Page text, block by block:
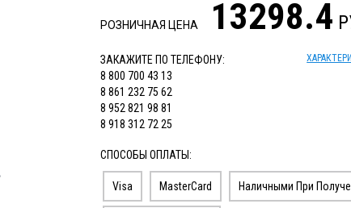
РОЗНИЧНАЯ ЦЕНА 13298.4
ЗАКАЖИТЕ ПО ТЕЛЕФОНУ:
8 800 700 43 13
8 861 232 75 62
8 952 821 98 81
8 918 312 72 25
СПОСОБЫ ОПЛАТЫ:
Visa MasterCard Наличными При